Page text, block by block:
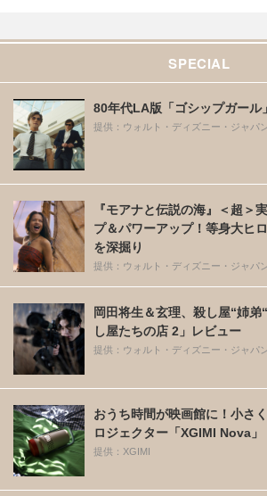
SPECIAL
80年代LA版「ゴシップガール
提供：ウォルト・ディズニー・ジャパ
『モアナと伝説の海』＜超＞
プ＆パワーアップ！等身大ヒ
を深掘り
提供：ウォルト・ディズニー・ジャパ
岡田将生＆玄理、殺し屋“姉
し屋たちの店 2」レビュー
提供：ウォルト・ディズニー・ジャパ
おうち時間が映画館に！小さ
ロジェクター「XGIMI Nova」
提供：XGIMI